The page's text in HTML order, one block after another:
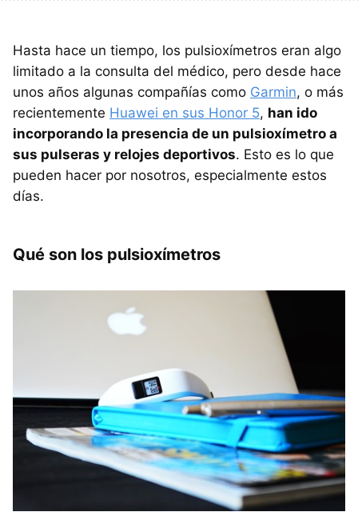
Hasta hace un tiempo, los pulsioxímetros eran algo
limitado a la consulta del médico, pero desde hace
unos años algunas compañías como Garmin, o más
recientemente Huawei en sus Honor 5, han ido
incorporando la presencia de un pulsioxímetro a
sus pulseras y relojes deportivos. Esto es lo que
pueden hacer por nosotros, especialmente estos
días.
Qué son los pulsioxímetros